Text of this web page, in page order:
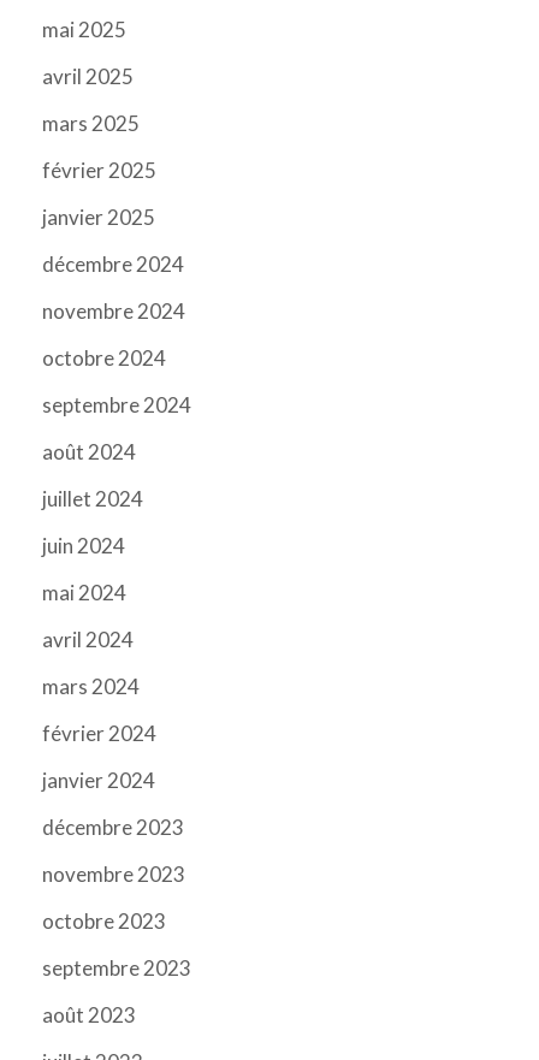
mai 2025
avril 2025
mars 2025
février 2025
janvier 2025
décembre 2024
novembre 2024
octobre 2024
septembre 2024
août 2024
juillet 2024
juin 2024
mai 2024
avril 2024
mars 2024
février 2024
janvier 2024
décembre 2023
novembre 2023
octobre 2023
septembre 2023
août 2023